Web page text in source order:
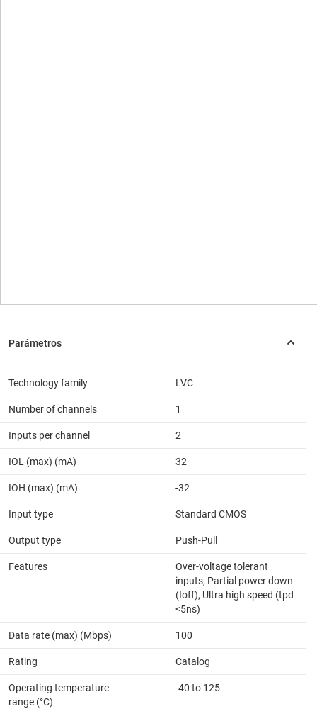
Technology family LVC
Number of channels 1
Inputs per channel 2
IOL (max) (mA) 32
IOH (max) (mA) -32
Input type Standard CMOS
Output type Push-Pull
Features
Over-voltage tolerant
inputs, Partial power down
(Ioff), Ultra high speed (tpd
<5ns)
Data rate (max) (Mbps) 100
Rating Catalog
Operating temperature
range (°C)
-40 to 125